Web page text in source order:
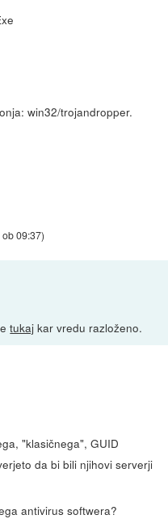
win32/trojandropper.
09:37)
tukaj kar vredu razloženo.
"klasičnega", GUID
da bi bili njihovi serverji
antivirus softwera?